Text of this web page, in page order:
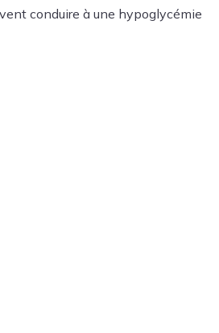
conduire à une hypoglycémie